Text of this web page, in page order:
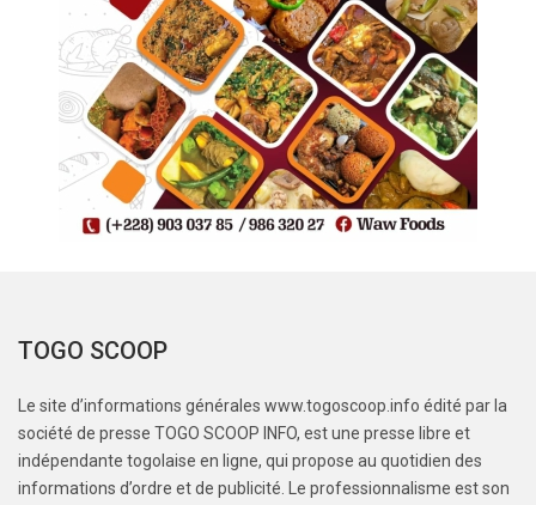
TOGO SCOOP
Le site d’informations générales www.togoscoop.info édité par la
société de presse TOGO SCOOP INFO, est une presse libre et
indépendante togolaise en ligne, qui propose au quotidien des
informations d’ordre et de publicité. Le professionnalisme est son